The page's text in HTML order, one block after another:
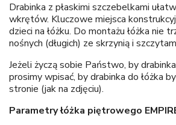
Drabinka z płaskimi szczebelkami
wkrętów. Kluczowe miejsca
dzieci na łóżku. Do montażu łóżka
nośnych (długich) ze skrzynią i
Jeżeli życzą sobie Państwo, by
prosimy wpisać, by drabinka do łóżka
stronie (jak na zdjęciu).
Parametry łóżka piętrowego